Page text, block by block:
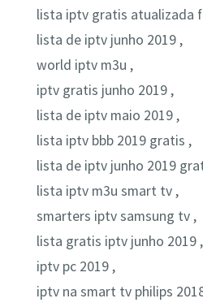
lista iptv gratis atualizada
lista de iptv junho 2019 ,
world iptv m3u ,
iptv gratis junho 2019 ,
lista de iptv maio 2019 ,
lista iptv bbb 2019 gratis ,
lista de iptv junho 2019
lista iptv m3u smart tv ,
smarters iptv samsung tv ,
lista gratis iptv junho 2019 ,
iptv pc 2019 ,
iptv na smart tv philips